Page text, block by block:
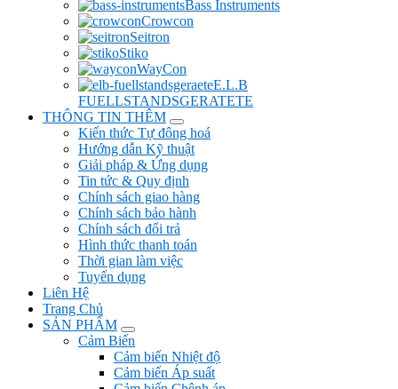
Bass Instruments
Crowcon
Seitron
Stiko
WayCon
E.L.B
FUELLSTANDSGERATETE
THÔNG TIN THÊM
Kiến thức Tự đông hoá
Hướng dẫn Kỹ thuật
Giải pháp & Ứng dụng
Tin tức & Quy định
Chính sách giao hàng
Chính sách bảo hành
Chính sách đổi trả
Hình thức thanh toán
Thời gian làm việc
Tuyển dụng
Liên Hệ
Trang Chủ
SẢN PHẨM
Cảm Biến
Cảm biến Nhiệt độ
Cảm biến Áp suất